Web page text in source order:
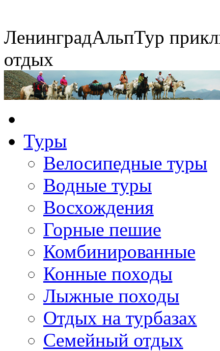
ЛенинградАльпТур
отдых
Туры
Велосипедные туры
Водные туры
Восхождения
Горные пешие
Комбинированные
Конные походы
Лыжные походы
Отдых на турбазах
Семейный отдых